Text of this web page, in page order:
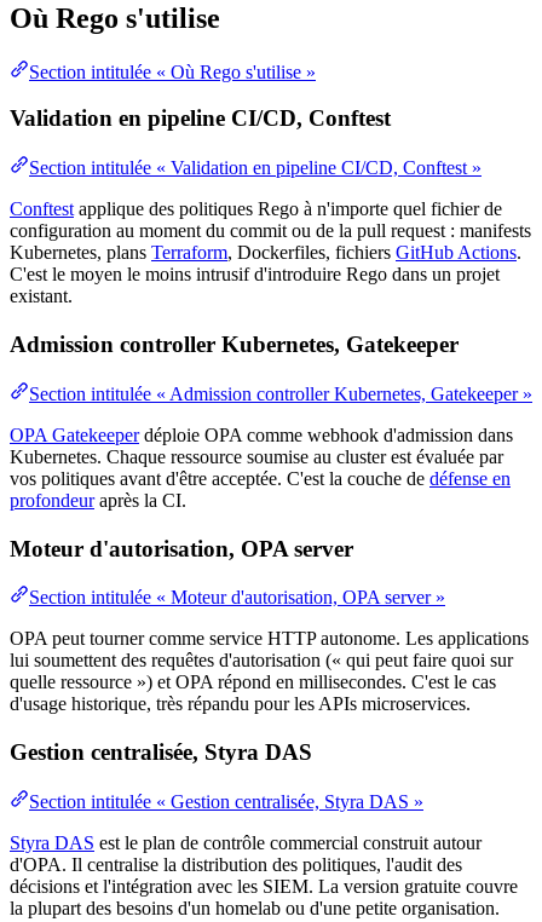
Où Rego s'utilise
Section intitulée « Où Rego s'utilise »
Validation en pipeline CI/CD, Conftest
Section intitulée « Validation en pipeline CI/CD, Conftest »
Conftest applique des politiques Rego à n'importe quel fichier de
configuration au moment du commit ou de la pull request : manifests
Kubernetes, plans Terraform, Dockerfiles, fichiers GitHub Actions.
C'est le moyen le moins intrusif d'introduire Rego dans un projet
existant.
Admission controller Kubernetes, Gatekeeper
Section intitulée « Admission controller Kubernetes, Gatekeeper »
OPA Gatekeeperdéploie OPA comme webhook d'admission dans
Kubernetes. Chaque ressource soumise au clusterest évaluée par
vos politiques avant d'être acceptée. C'est la couche de défense en
profondeuraprès la CI.
Moteur d'autorisation, OPA server
Section intitulée « Moteur d'autorisation, OPA server »
OPA peut tourner comme service HTTPautonome. Les applications
lui soumettent des requêtes d'autorisation (« qui peut faire quoi sur
quelle ressource ») et OPA répond en millisecondes. C'est le cas
d'usage historique, très répandu pour les APIs microservices.
Gestion centralisée, Styra DAS
Section intitulée « Gestion centralisée, Styra DAS »
Styra DAS est le plan de contrôle commercial construit autour
d'OPA. Il centralise la distribution des politiques, l'audit des
décisions et l'intégration avec les SIEM. La version gratuite couvre
la plupart des besoins d'un homelab ou d'une petite organisation.